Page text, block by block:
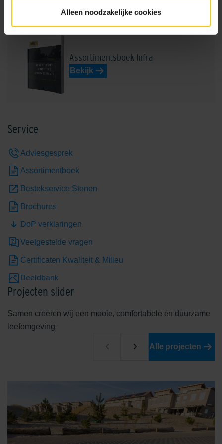
Alleen noodzakelijke cookies
Assortimentsboek Infra
Bekijk
Service
Adviesgesprek
Assortimentboek
Bestekservice Stenen
Brochures
DoP verklaringen
Veelgestelde vragen
Certificaten Kwaliteit & Milieu
Beeldbank
Projecten slider
Samen creëren wij een mooie, comfortabele en duurzame
leefomgeving.
Alle projecten